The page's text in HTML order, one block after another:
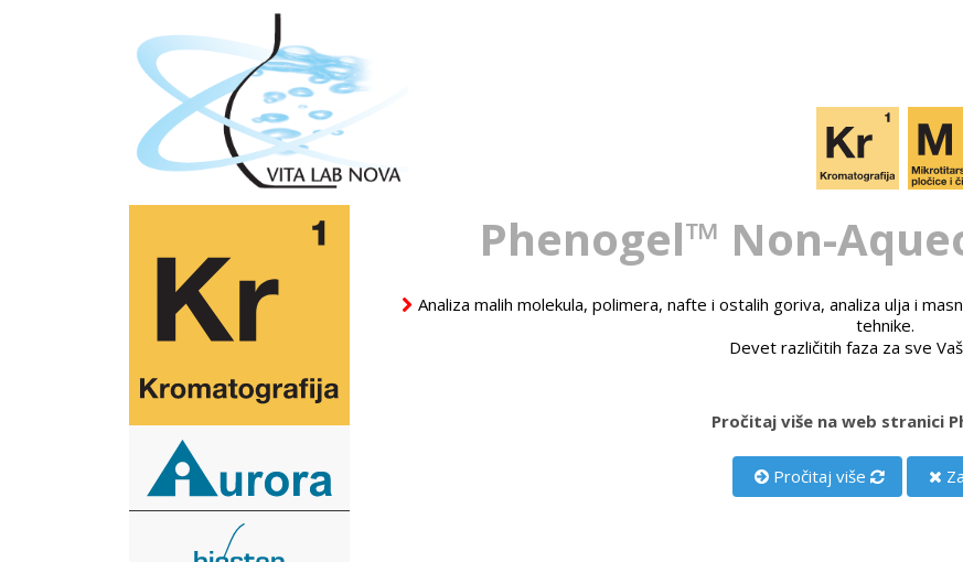
Phenogel™ Non-
Analiza malih molekula, polimera, nafte i ostalih goriva, analiza ulja i
tehnike.
Devet različitih faza za sve
Pročitaj više na web stranici
Pročitaj više